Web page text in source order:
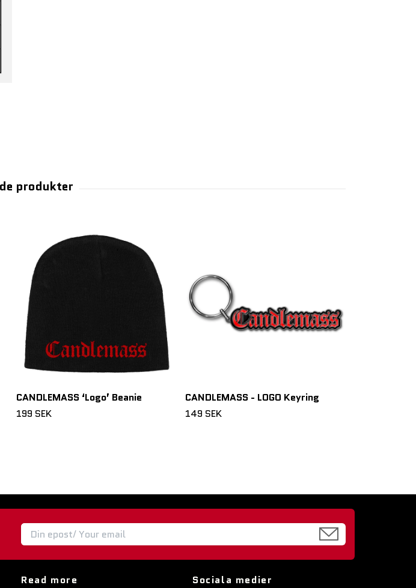
CANDLEMASS ‘Logo’ Beanie
199 SEK
CANDLEMASS - LOGO Keyring
149 SEK
Read more Sociala medier